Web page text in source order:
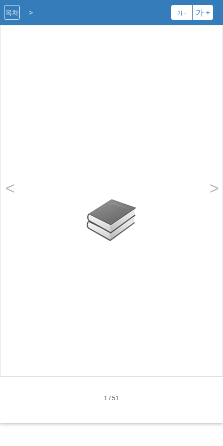
> 가 - 가 +
목차
< >
1 /51